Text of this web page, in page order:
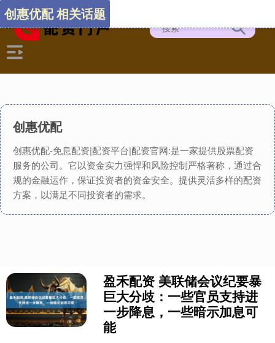
创惠优配
创惠优配-免息配资|配资平台|配资官网:是一家提供股票配资
服务的公司。它以资金实力强悍和风险控制严格著称，通过合
规的金融运作，保证投资者的资金安全。提供灵活多样的配资
方案，以满足不同投资者的需求。
创惠优配 相关话题
盈禾配资 美联储会议纪要暴
巨大分歧：一些官员支持进
一步降息，一些暗示加息可
能